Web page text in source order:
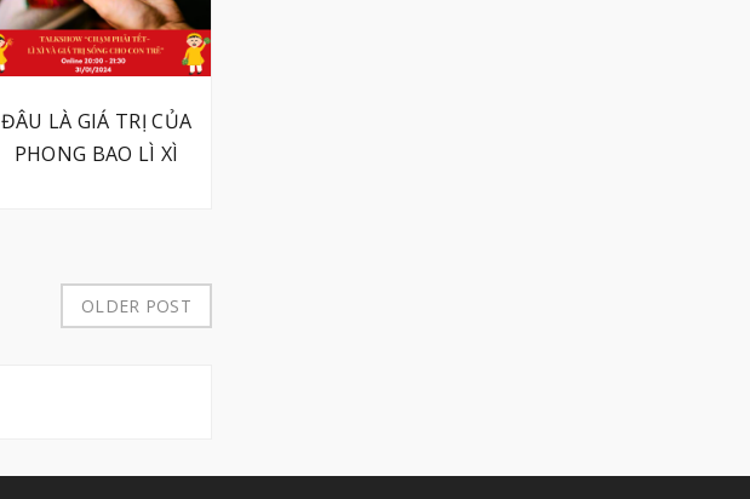
ĐÂU LÀ GIÁ TRỊ CỦA
PHONG BAO LÌ XÌ
OLDER POST